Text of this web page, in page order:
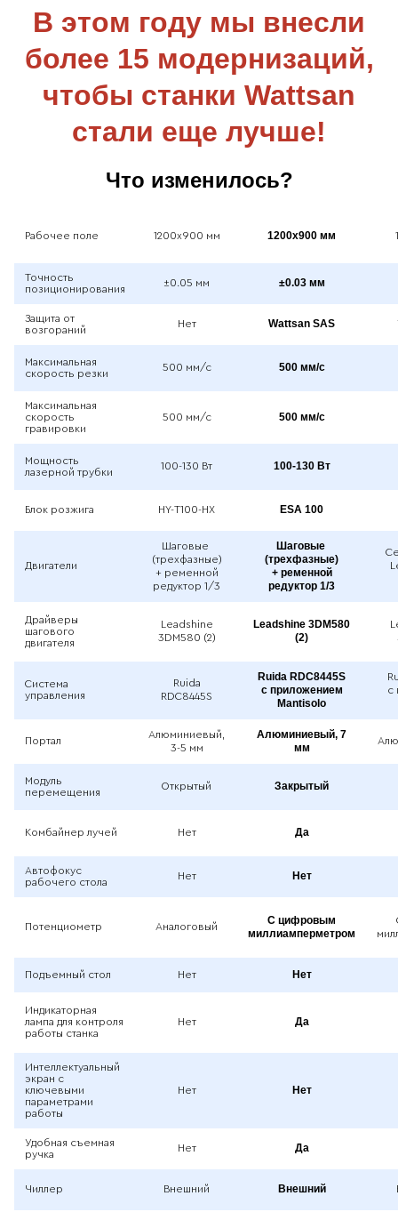
В этом году мы внесли
более 15 модернизаций,
чтобы станки Wattsan
стали еще лучше!
Что изменилось?
Рабочее поле 1200x900 мм 1200x900 мм
Точность
позиционирования
±0.05 мм ±0.03 мм
Защита от
возгораний
Нет Wattsan SAS
Максимальная
скорость резки
500 мм/с 500 мм/с
Максимальная
скорость
гравировки
500 мм/с 500 мм/с
Мощность
лазерной трубки
100-130 Вт 100-130 Вт
Блок розжига HY-T100-HX ESA 100
Двигатели
Шаговые
(трехфазные)
+ ременной
редуктор 1/3
Шаговые
(трехфазные)
+ ременной
редуктор 1/3
Драйверы
шагового
двигателя
Leadshine
3DM580 (2)
Leadshine 3DM580
(2)
Система
управления
Ruida
RDC8445S
Ruida RDC8445S
с приложением
Mantisolo
с
Портал
Алюминиевый,
3-5 мм
Алюминиевый, 7
мм
Модуль
перемещения
Открытый Закрытый
Комбайнер лучей Нет Да
Автофокус
рабочего стола
Нет Нет
Потенциометр Аналоговый
С цифровым
миллиамперметром
Подъемный стол Нет Нет
Индикаторная
лампа для контроля
работы станка
Нет Да
Интеллектуальный
экран с
ключевыми
параметрами
работы
Нет Нет
Удобная съемная
ручка
Нет Да
Чиллер Внешний Внешний